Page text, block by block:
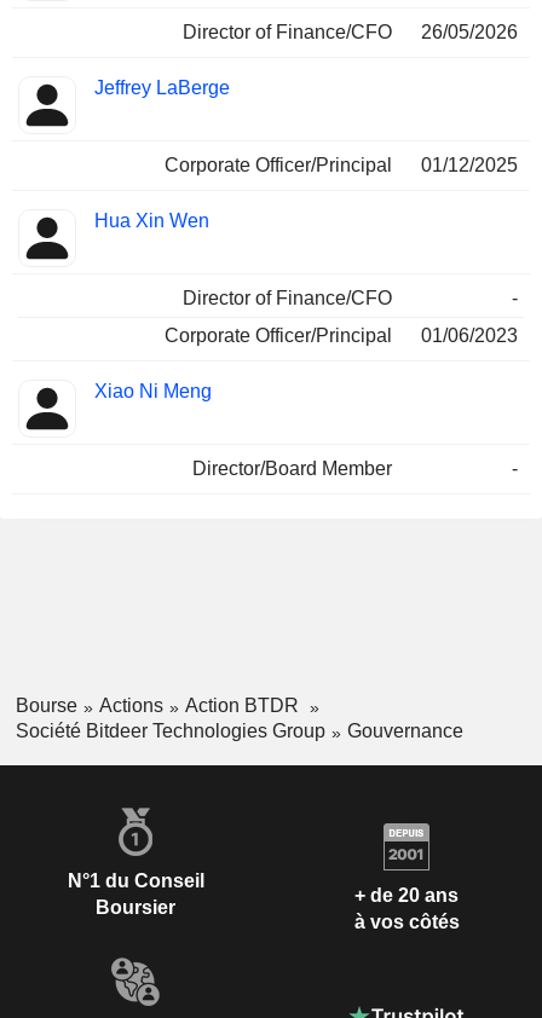
Director of Finance/CFO 26/05/2026
Jeffrey LaBerge
Corporate Officer/Principal 01/12/2025
Hua Xin Wen
Director of Finance/CFO
-
Corporate Officer/Principal
01/06/2023
Xiao Ni Meng
Director/Board Member -
Bourse Actions
Action BTDR
Société Bitdeer Technologies Group
Gouvernance
N°1 du Conseil
Boursier
+ de 20 ans
à vos côtés